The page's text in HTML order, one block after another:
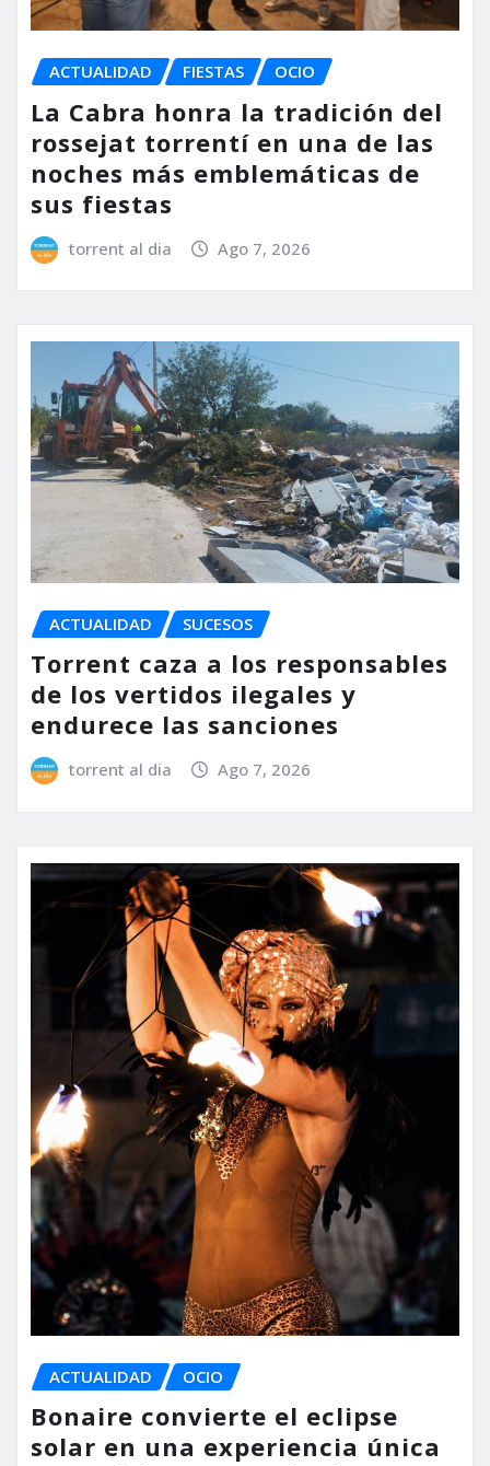
ACTUALIDAD FIESTAS OCIO
La Cabra honra la tradición del
rossejat torrentí en una de las
noches más emblemáticas de
sus fiestas
torrent al dia Ago 7, 2026
ACTUALIDAD SUCESOS
Torrent caza a los responsables
de los vertidos ilegales y
endurece las sanciones
torrent al dia Ago 7, 2026
ACTUALIDAD OCIO
Bonaire convierte el eclipse
solar en una experiencia única